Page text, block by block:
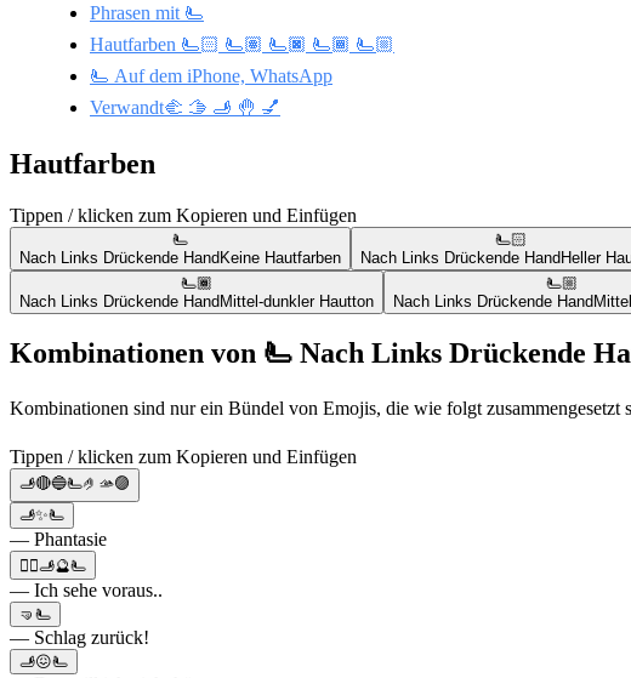
Phrasen mit 🫷
Hautfarben 🫷🏻 🫷🏽 🫷🏿 🫷🏾 🫷🏼
🫷 Auf dem iPhone, WhatsApp
Verwandt🫲 🫱 🫸 🤚 💅
Hautfarben
Tippen / klicken zum Kopieren und Einfügen
🫷
Nach Links Drückende HandKeine Hautfarben
🫷🏻
Nach Links Drückende HandHeller
🫷🏾
Nach Links Drückende HandMittel-dunkler Hautton
🫷🏼
Nach Links Drückende Hand
Kombinationen von 🫷 Nach Links Drückende
Kombinationen sind nur ein Bündel von Emojis, die wie folgt
Tippen / klicken zum Kopieren und Einfügen
🫸🔴🔵🫷🤌🫴🟣
🫸✨🫷
— Phantasie
🧙‍♀️🫸🔮🫷
— Ich sehe voraus..
🤜🫷
— Schlag zurück!
🫸😖🫷